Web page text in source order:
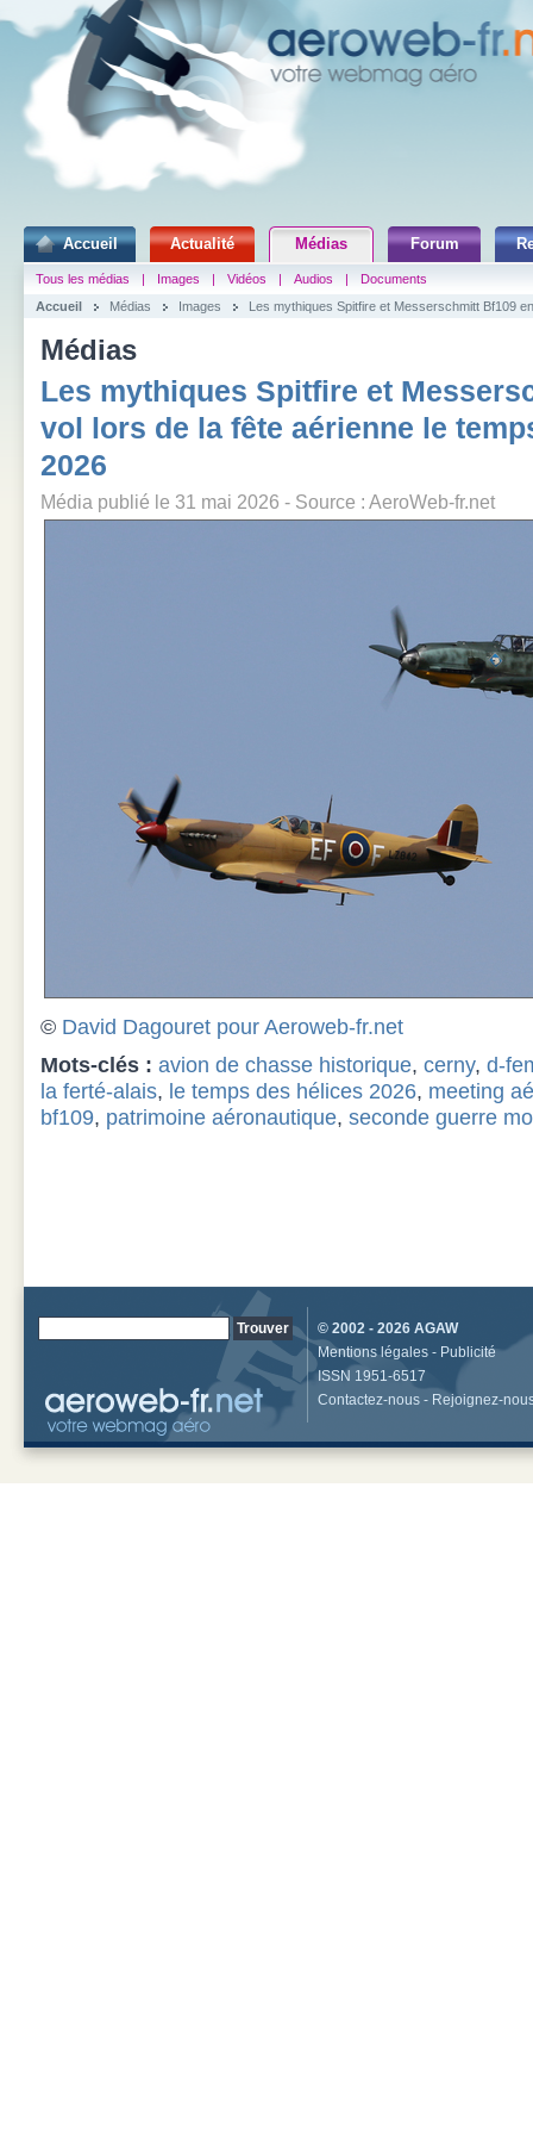
Accueil Actualité Médias Forum
Tous les médias | Images | Vidéos | Audios |
Documents
Accueil
Médias Images Les mythiques Spitfire et Messerschmitt Bf109
Médias
Les mythiques Spitfire et
vol lors de la fête aérienne le
2026
Média publié le 31 mai 2026 - Source : AeroWeb-fr.net
© David Dagouret pour Aeroweb-fr.net
Mots-clés : avion de chasse historique, cerny, d-
la ferté-alais, le temps des hélices 2026, meeting
bf109, patrimoine aéronautique, seconde guerre
© 2002 - 2026 AGAW
Mentions légales - Publicité
ISSN 1951-6517
Contactez-nous - Rejoignez-